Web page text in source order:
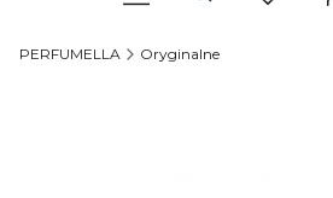
PERFUMELLA Oryginalne